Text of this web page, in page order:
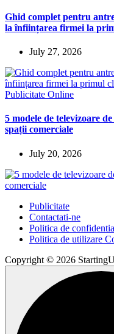
Ghid complet pentru
la înființarea firmei la
July 27, 2026
Publicitate Online
5 modele de televizoare
spații comerciale
July 20, 2026
Publicitate
Contactati-ne
Politica de
Politica de utilizare
Copyright © 2026